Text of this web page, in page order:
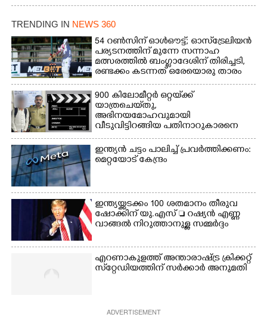
TRENDING IN NEWS 360
54 റൺസിന് ഓൾഔട്ട്; ഓസ്‌ട്രേലിയൻ
പര്യടനത്തിന് മുന്നേ സന്നാഹ
മത്സരത്തിൽ ബംഗ്ലാദേശിന് തിരിച്ചടി,
രണ്ടക്കം കടന്നത് ഒരേയൊരു താരം
900 കിലോമീറ്റർ ഒറ്റയ്‌ക്ക്
യാത്രചെ‌യ്‌തു,​
അഭിനയമോഹവുമായി
വീടുവിട്ടിറങ്ങിയ പതിനാറുകാരനെ
കണ്ടെത്തിയത് ഫിലിം സിറ്റിയിൽ
ഇന്ത്യൻ ചട്ടം പാലിച്ച് പ്രവർത്തിക്കണം:
മെറ്റയോട് കേന്ദ്രം
ഇന്ത്യയ്ക്കടക്കം 100 ശതമാനം തീരുവ
ഷോക്കിന് യു.എസ്  റഷ്യൻ എണ്ണ
വാങ്ങൽ നിറുത്താനുള്ള സമ്മർദ്ദം
എറണാകുളത്ത് അന്താരാഷ്ട്ര ക്രിക്കറ്റ്
സ്‌റ്റേഡിയത്തിന് സർക്കാർ അനുമതി
ADVERTISEMENT